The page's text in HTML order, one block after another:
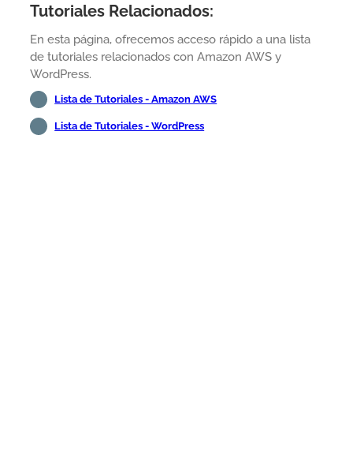
Tutoriales Relacionados:
En esta página, ofrecemos acceso rápido a una lista
de tutoriales relacionados con Amazon AWS y
WordPress.
Lista de Tutoriales - Amazon AWS
Lista de Tutoriales - WordPress